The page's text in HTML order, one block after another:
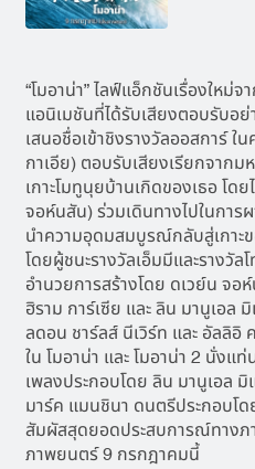
“โมอาน่า” ไลฟ์แอ็กชันเรื่องให
แอนิเมชันที่ได้รับเสียงตอบรับอย่
เสนอชื่อเข้าชิงรางวัลออสการ์ ใ
กาเอีย) ตอบรับเสียงเรียกจากม
เกาะโมทูนุยบ้านเกิดของเธอ โด
จอห์นสัน) ร่วมเดินทางไปในกา
นำความอุดมสมบูรณ์กลับสู่เกาะ
โดยผู้ชนะรางวัลเอ็มมีและรางวั
อำนวยการสร้างโดย ดเวย์น จ
ฮิราม การ์เซีย และ ลิน มานูเอล
ลดอน ชาร์ลส์ นีเวิร์ท และ อัลลิอิ
ใน โมอาน่า และ โมอาน่า 2 นั่งแ
เพลงประกอบโดย ลิน มานูเอล มิ
มาร์ค แมนชินา ดนตรีประกอบโ
สัมผัสสุดยอดประสบการณ์ทางภ
ภาพยนตร์ 9 กรกฎาคมนี้